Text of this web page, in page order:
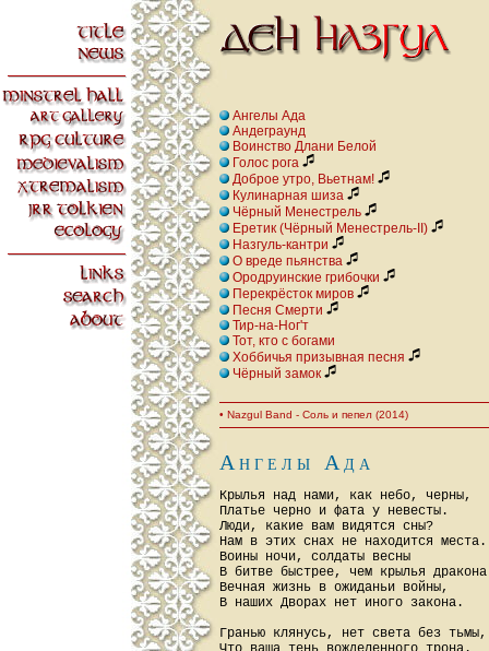
Ангелы Ада
Андеграунд
Воинство Длани Белой
Голос рога
Доброе утро, Вьетнам!
Кулинарная шиза
Чёрный Менестрель
Еретик (Чёрный Менестрель-II)
Hазгуль-кантри
О вреде пьянства
Ородруинские грибочки
Перекрёсток миров
Песня Смерти
Тир-на-Ног'т
Тот, кто с богами
Хоббичья призывная песня
Чёpный замок
• Nazgul Band - Соль и пепел (2014)
Ангелы Ада
Крылья над нами, как небо, черны,
Платье черно и фата у невесты.
Люди, какие вам видятся сны?
Нам в этих снах не находится места.
Воины ночи, солдаты весны
В битве быстрее, чем крылья
Вечная жизнь в ожиданьи войны,
В наших Дворах нет иного закона.
Гранью клянусь, нет светa без тьмы,